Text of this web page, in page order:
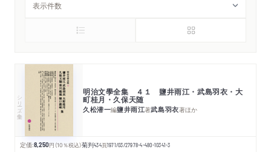
シリーズ・全集 明治文學全集 ４１ 鹽井雨江・武島羽衣・大
町桂月・久保天随
久松潜一編鹽井雨江著武島羽衣著ほか
定価:8,250円 （10％税込）菊判434頁1971/03/27978-4-480-10341-3